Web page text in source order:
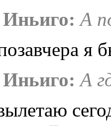
А
я
А